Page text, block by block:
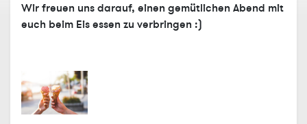
Wir freuen uns darauf, einen gemütlichen Abend mit
euch beim Eis essen zu verbringen :)